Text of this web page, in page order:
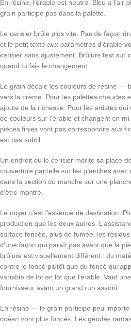
En résine, l’érable est neutre. Bleu a l’air
grain participe pas dans la palette.
Le cerisier brûle plus vite. Pas de façon
et le petit texte aux paramètres d’érable
cerisier sans ajustement. Brûlure test sur
quand tu fais le changement.
Le grain décale les couleurs de résine —
vers la crème. Pour les palettes chaudes
ajoute de la richesse. Pour les artistes
de couleurs sur l’érable et changent en
pièces finies vont pas correspondre aux
est pas subtil.
Un endroit où le cerisier mérite sa place
couverture partielle sur les planches avec
dans la section du manche sur une
d’être montré.
Le noyer c’est l’essence de destination.
production que les deux autres.
surface foncée, plus de fumée, les
d’une façon qui paraît pas avant que la
brûlure est visuellement différent : du
contre le foncé plutôt que du foncé qui
variable de lot en lot que l’érable. Vaut
fournisseur avant un grand run assorti.
En résine — le grain participe peu
océan vont plus foncés. Les géodes